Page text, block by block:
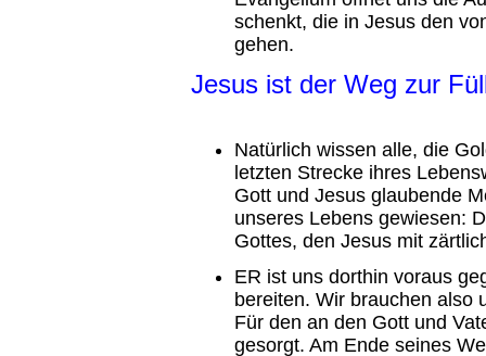
schenkt, die in Jesus den
gehen.
Jesus ist der Weg zur
Natürlich wissen alle, die
letzten Strecke ihres
Gott und Jesus glaubende
unseres Lebens gewiesen:
Gottes, den Jesus mit
ER ist uns dorthin voraus
bereiten. Wir brauchen also
Für den an den Gott und
gesorgt. Am Ende seines